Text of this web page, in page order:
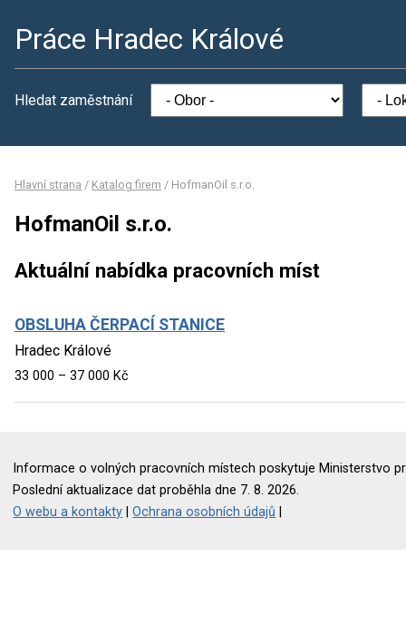
Práce Hradec Králové
Hledat zaměstnání
Hlavní strana / Katalog firem / HofmanOil s.r.o.
HofmanOil s.r.o.
Aktuální nabídka pracovních míst
OBSLUHA ČERPACÍ STANICE
Hradec Králové
33 000 – 37 000 Kč
Informace o volných pracovních místech poskytuje Ministerstvo
Poslední aktualizace dat proběhla dne 7. 8. 2026.
O webu a kontakty |Ochrana osobních údajů